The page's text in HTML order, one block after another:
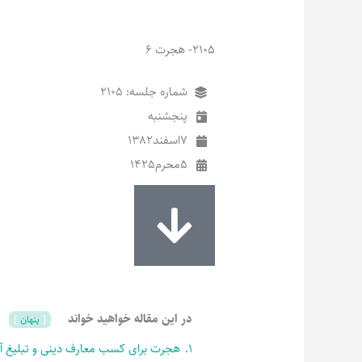
2105- هجرت 6
شماره جلسه: 2105
پنجشنبه
7اسفند1382
5محرم1425
در این مقاله خواهید خواند پنهان
1. هجرت برای کسب معارف دینی و تبلیغ